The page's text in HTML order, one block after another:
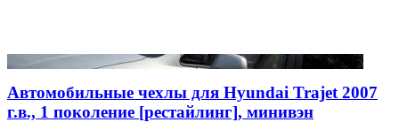
Автомобильные чехлы для Hyundai Trajet 2007
г.в., 1 поколение [рестайлинг], минивэн